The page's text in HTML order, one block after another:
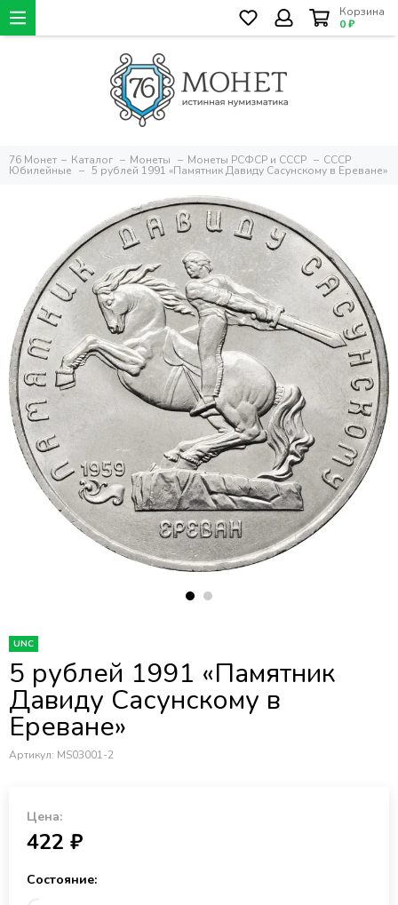
Корзина
0 ₽
76 Монет Каталог Монеты Монеты РСФСР и СССР СССР
Юбилейные 5 рублей 1991 «Памятник Давиду Сасунскому в Ереване»
UNC
5 рублей 1991 «Памятник
Давиду Сасунскому в
Ереване»
Артикул: MS03001-2
Цена:
422 ₽
Состояние: